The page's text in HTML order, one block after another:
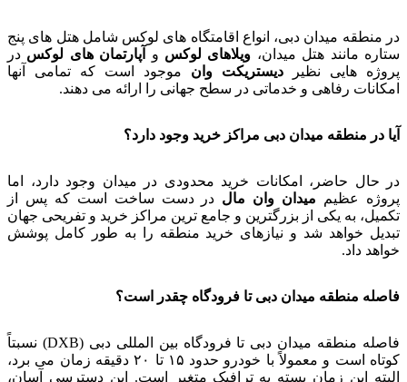
در منطقه میدان دبی، انواع اقامتگاه های لوکس شامل هتل های پنج
ستاره مانند هتل میدان، ویلاهای لوکس و آپارتمان های لوکس در
پروژه هایی نظیر دیستریکت وان موجود است که تمامی آنها
امکانات رفاهی و خدماتی در سطح جهانی را ارائه می دهند.
آیا در منطقه میدان دبی مراکز خرید وجود دارد؟
در حال حاضر، امکانات خرید محدودی در میدان وجود دارد، اما
پروژه عظیم میدان وان مال در دست ساخت است که پس از
تکمیل، به یکی از بزرگترین و جامع ترین مراکز خرید و تفریحی جهان
تبدیل خواهد شد و نیازهای خرید منطقه را به طور کامل پوشش
خواهد داد.
فاصله منطقه میدان دبی تا فرودگاه چقدر است؟
فاصله منطقه میدان دبی تا فرودگاه بین المللی دبی (DXB) نسبتاً
کوتاه است و معمولاً با خودرو حدود ۱۵ تا ۲۰ دقیقه زمان می برد،
البته این زمان بسته به ترافیک متغیر است. این دسترسی آسان،